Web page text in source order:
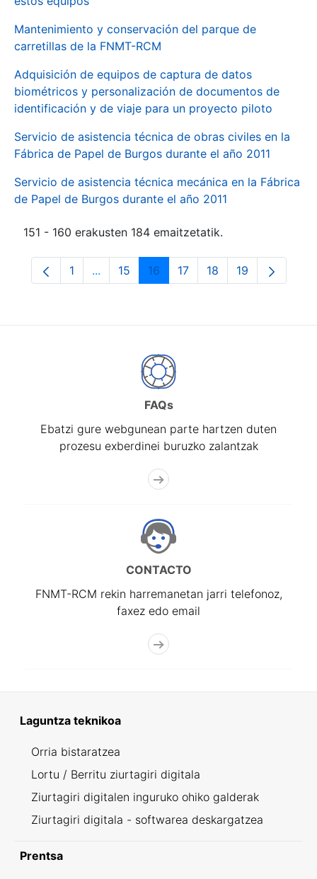
Mantenimiento y conservación del parque de
carretillas de la FNMT-RCM
Adquisición de equipos de captura de datos
biométricos y personalización de documentos de
identificación y de viaje para un proyecto piloto
Servicio de asistencia técnica de obras civiles en la
Fábrica de Papel de Burgos durante el año 2011
Servicio de asistencia técnica mecánica en la Fábrica
de Papel de Burgos durante el año 2011
151 - 160 erakusten 184 emaitzetatik.
Orrialdea
1 ...Intermediate Pages Use TAB to navigate.
Orrialdea
15 Orrialdea
16 Orrialdea
17 Orrialdea
18 Orrialdea
19
FAQs
Ebatzi gure webgunean parte hartzen duten
prozesu exberdinei buruzko zalantzak
CONTACTO
FNMT-RCM rekin harremanetan jarri telefonoz,
faxez edo email
Laguntza teknikoa
Orria bistaratzea
Lortu / Berritu ziurtagiri digitala
Ziurtagiri digitalen inguruko ohiko galderak
Ziurtagiri digitala - softwarea deskargatzea
Prentsa